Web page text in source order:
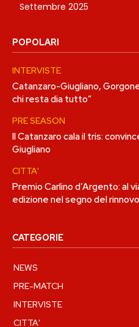
Settembre 2025
POPOLARI
INTERVISTE
Catanzaro-Giugliano,
chi resta dia tutto”
PRE SEASON
Il Catanzaro cala il tris:
Giugliano
CITTA'
Premio Carlino d’Argento: al
edizione nel segno del
CATEGORIE
NEWS
PRE-MATCH
INTERVISTE
CITTA'